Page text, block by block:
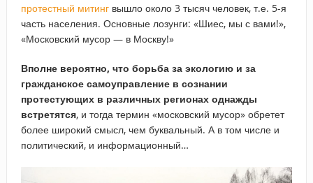
протестный митингвышло около 3 тысяч человек, т.е. 5-я
часть населения. Основные лозунги: «Шиес, мы с вами!»,
«Московский мусор — в Москву!»
Вполне вероятно, что борьба за экологию и за
гражданское самоуправление в сознании
протестующих в различных регионах однажды
встретятся, и тогда термин «московский мусор» обретет
более широкий смысл, чем буквальный. А в том числе и
политический, и информационный…